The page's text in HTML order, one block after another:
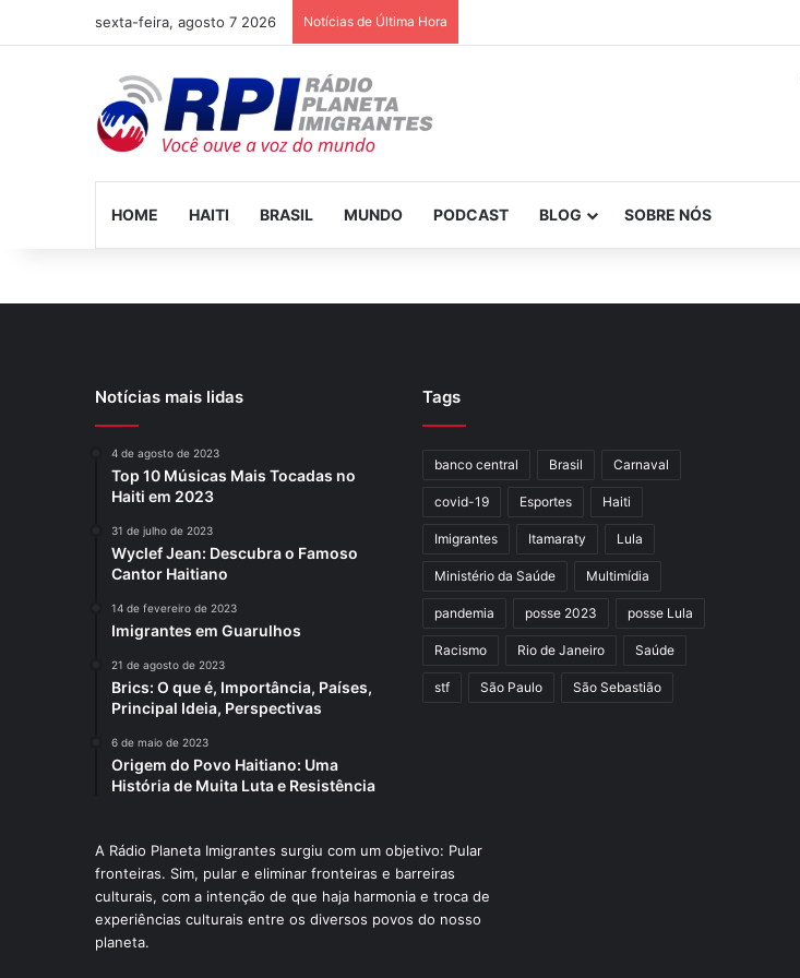
sexta-feira, agosto 7 2026 Notícias de Última Hora
HOME HAITI BRASIL MUNDO PODCAST BLOG SOBRE NÓS
Notícias mais lidas
4 de agosto de 2023
Top 10 Músicas Mais Tocadas no
Haiti em 2023
31 de julho de 2023
Wyclef Jean: Descubra o Famoso
Cantor Haitiano
14 de fevereiro de 2023
Imigrantes em Guarulhos
21 de agosto de 2023
Brics: O que é, Importância, Países,
Principal Ideia, Perspectivas
6 de maio de 2023
Origem do Povo Haitiano: Uma
História de Muita Luta e Resistência
Tags
banco central Brasil Carnaval
covid-19 Esportes Haiti
Imigrantes Itamaraty Lula
Ministério da Saúde Multimídia
pandemia posse 2023 posse Lula
Racismo Rio de Janeiro Saúde
stf São Paulo São Sebastião
A Rádio Planeta Imigrantes surgiu com um objetivo: Pular
fronteiras. Sim, pular e eliminar fronteiras e barreiras
culturais, com a intenção de que haja harmonia e troca de
experiências culturais entre os diversos povos do nosso
planeta.